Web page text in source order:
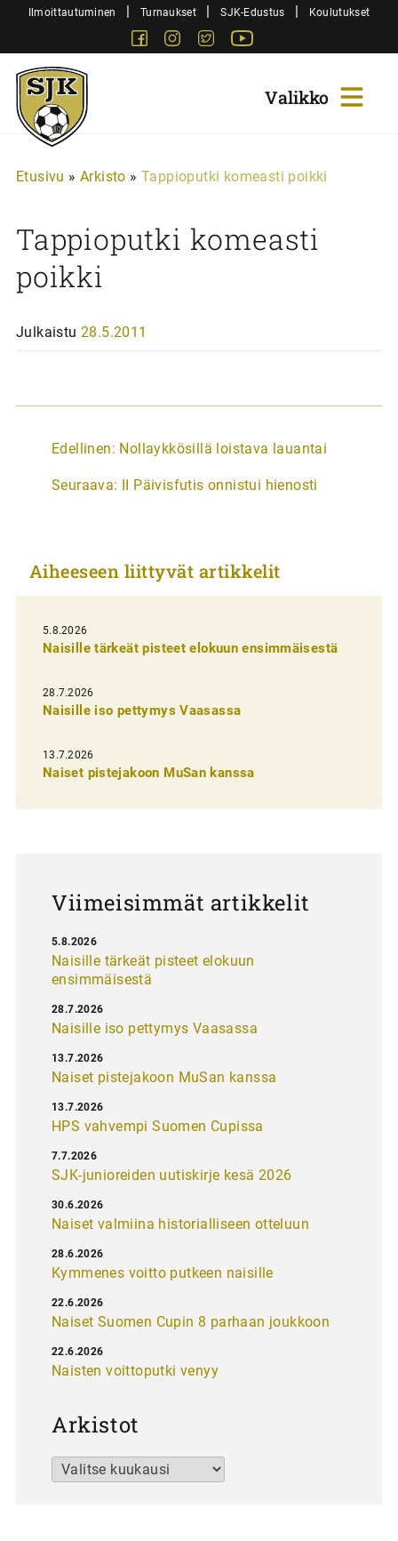
SiirryIlmoittautuminen | Turnaukset | SJK-Edustus | Koulutukset
FacebookInstagram
Twitter
Sjk-
Juniorit
Etusivu » Arkisto » Tappioputki komeasti poikki
Tappioputki komeasti
poikki
Julkaistu 28.5.2011
A
t
k
e
l
i
e
n
e
Edellinen: Nollaykkösillä loistava lauantai
Seuraava: II Päivisfutis onnistui hienosti
Aiheeseen liittyvät artikkelit
5.8.2026
Naisille tärkeät pisteet elokuun ensimmäisestä
28.7.2026
Naisille iso pettymys Vaasassa
13.7.2026
Naiset pistejakoon MuSan kanssa
Viimeisimmät artikkelit
Naisille tärkeät pisteet elokuun
ensimmäisestä
5.8.2026
Naisille iso pettymys Vaasassa
28.7.2026
Naiset pistejakoon MuSan kanssa
13.7.2026
HPS vahvempi Suomen Cupissa
13.7.2026
SJK-junioreiden uutiskirje kesä 2026
7.7.2026
Naiset valmiina historialliseen otteluun
30.6.2026
Kymmenes voitto putkeen naisille
28.6.2026
Naiset Suomen Cupin 8 parhaan joukkoon
22.6.2026
Naisten voittoputki venyy
22.6.2026
Arkistot
Arkistot